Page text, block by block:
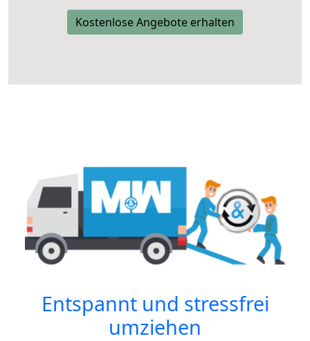
Kostenlose Angebote erhalten
Entspannt und stressfrei
umziehen